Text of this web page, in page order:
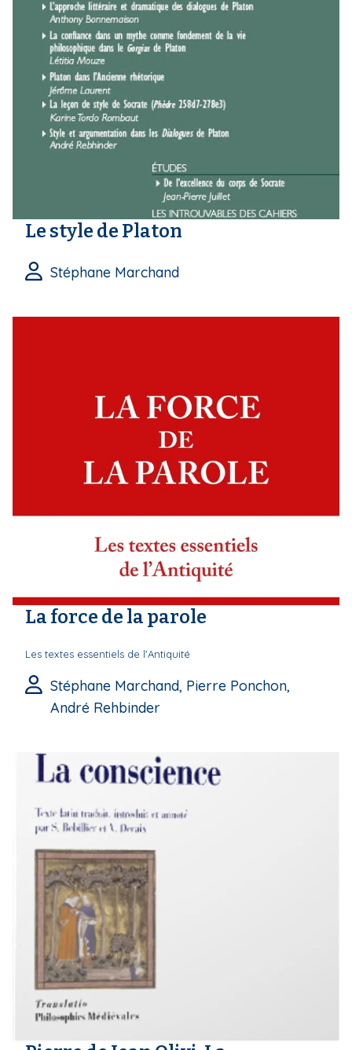
Le style de Platon
Stéphane Marchand
La force de la parole
Les textes essentiels de l'Antiquité
Stéphane Marchand, Pierre Ponchon,
André Rehbinder